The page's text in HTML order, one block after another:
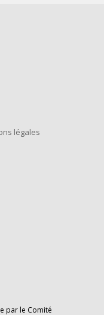
légales
par le Comité